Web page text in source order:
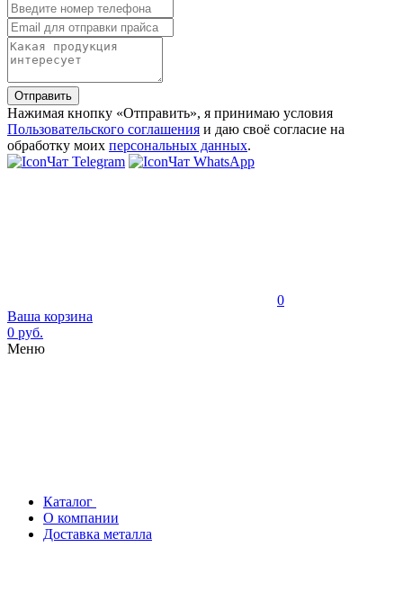
Отправить
Нажимая кнопку «Отправить», я принимаю условия
Пользовательского соглашения и даю своё согласие на
обработку моих персональных данных.
Чат Telegram
Чат WhatsApp
0
Ваша корзина
0 руб.
Меню
Каталог
О компании
Доставка металла